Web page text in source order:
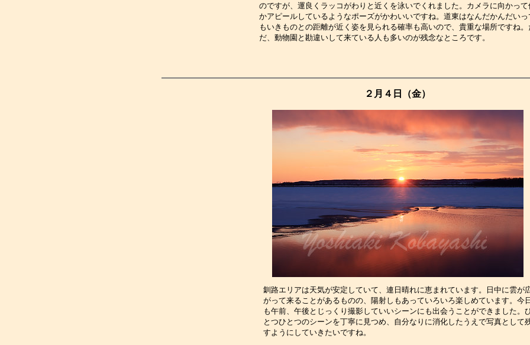
のですが、運良くラッコがわりと近くを泳いでくれました。カメラに向かって
かアピールしているようなポーズがかわいいですね。道東はなんだかんだいっ
もいきものとの距離が近く姿を見られる確率も高いので、貴重な場所ですね。
だ、動物園と勘違いして来ている人も多いのが残念なところです
２月４日（金）
釧路エリアは天気が安定していて、連日晴れに恵まれています。日中に雲が
がって来ることがあるものの、陽射しもあっていろいろ楽しめています。今日
も午前、午後とじっくり撮影していいシーンにも出会うことができました。
とつひとつのシーンを丁寧に見つめ、自分なりに消化したうえで写真として
すようにしていきたいですね。